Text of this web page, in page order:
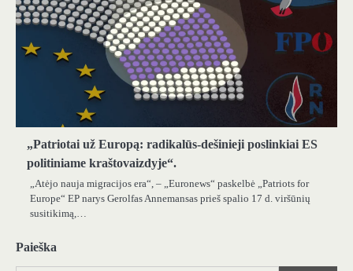
„Patriotai už Europą: radikalūs-dešinieji poslinkiai ES
politiniame kraštovaizdyje“.
„Atėjo nauja migracijos era“, – „Euronews“ paskelbė „Patriots for
Europe“ EP narys Gerolfas Annemansas prieš spalio 17 d. viršūnių
susitikimą,…
Paieška